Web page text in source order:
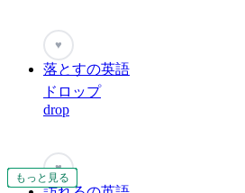
もっと見る
もっと見る
もっと見る
もっと見る
もっと見る
もっと見る
♥
落とすの英語
ドロップ
drop
♥
もっと見る
もっと見る
もっと見る
もっと見る
もっと見る
もっと見る
もっと見る
もっと見る
もっと見る
もっと見る
もっと見る
もっと見る
もっと見る
もっと見る
もっと見る
もっと見る
もっと見る
もっと見る
もっと見る
もっと見る
もっと見る
もっと見る
もっと見る
もっと見る
もっと見る
もっと見る
もっと見る
もっと見る
もっと見る
もっと見る
もっと見る
もっと見る
もっと見る
もっと見る
もっと見る
もっと見る
もっと見る
もっと見る
もっと見る
もっと見る